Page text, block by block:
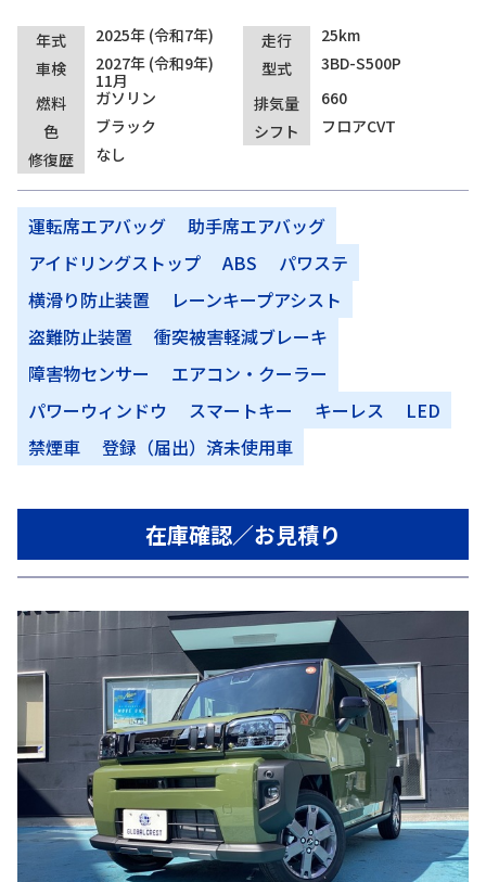
年式 2025年 (令和7年) 走行
25km
車検
2027年 (令和9年)
11月
型式
3BD-S500P
燃料
ガソリン 排気量
660
色
ブラック シフト
フロアCVT
修復歴
なし
運転席エアバッグ
助手席エアバッグ
アイドリングストップ
ABS
パワステ
横滑り防止装置
レーンキープアシスト
盗難防止装置
衝突被害軽減ブレーキ
障害物センサー
エアコン・クーラー
パワーウィンドウ
スマートキー キーレス
LED
禁煙車
登録（届出）済未使用車
在庫確認／お見積り